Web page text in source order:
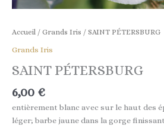
Accueil / Grands Iris / SAINT PÉTERSBURG
Grands Iris
SAINT PÉTERSBURG
6,00 €
entièrement blanc avec sur le haut des
léger; barbe jaune dans la gorge